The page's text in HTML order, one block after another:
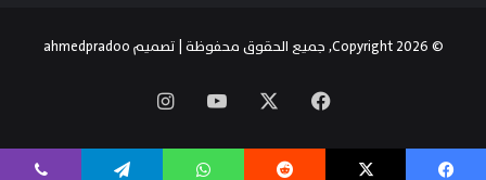
© Copyright 2026, جميع الحقوق محفوظة | تصميم ahmedpradoo
فيسبوك ‫YouTube